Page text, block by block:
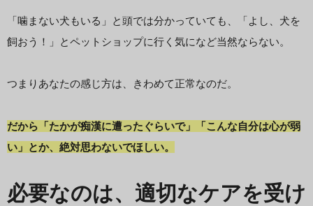
「噛まない犬もいる」と頭では分かっていても、「よし、犬を
飼おう！」とペットショップに行く気になど当然ならない。
つまりあなたの感じ方は、きわめて正常なのだ。
だから「たかが痴漢に遭ったぐらいで」「こんな自分は心が弱
い」とか、絶対思わないでほしい。
必要なのは、適切なケアを受け